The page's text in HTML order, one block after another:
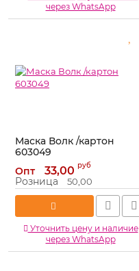
через WhatsApp
Маска Волк /картон
603049
Артикул: 603049
Опт 33,00 руб
Розница 50,00
Уточнить цену и наличие
через WhatsApp